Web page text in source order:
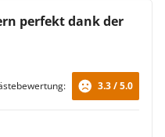
perfekt dank der
3.3 / 5.0